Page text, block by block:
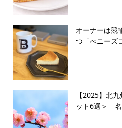
オーナーは競
つ「べニー
【2025】北
ット6選＞ 名